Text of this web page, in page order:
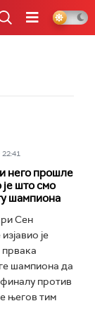
него прошле
што смо
шампиона
Сен
је
шампиона да
против
његов тим